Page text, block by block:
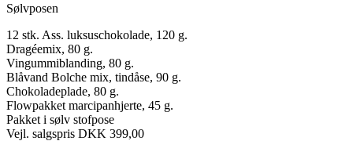
Sølvposen
12 stk. Ass. luksuschokolade, 120 g.
Dragéemix, 80 g.
Vingummiblanding, 80 g.
Blåvand Bolche mix, tindåse, 90 g.
Chokoladeplade, 80 g.
Flowpakket marcipanhjerte, 45 g.
Pakket i sølv stofpose
Vejl. salgspris DKK 399,00